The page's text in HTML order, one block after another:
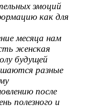
эмоций
как для
месяца нам
женская
будущей
разные
после
полезного и